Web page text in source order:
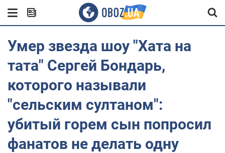
Умер звезда шоу "Хата на
тата" Сергей Бондарь,
которого называли
"сельским султаном":
убитый горем сын попросил
фанатов не делать одну